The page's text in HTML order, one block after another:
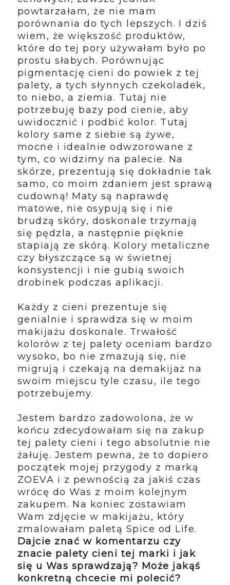
powtarzałam, że nie mam
porównania do tych lepszych. I dziś
wiem, że większość produktów,
które do tej pory używałam było po
prostu słabych. Porównując
pigmentację cieni do powiek z tej
palety, a tych słynnych czekoladek,
to niebo, a ziemia. Tutaj nie
potrzebuję bazy pod cienie, aby
uwidocznić i podbić kolor. Tutaj
kolory same z siebie są żywe,
mocne i idealnie odwzorowane z
tym, co widzimy na palecie. Na
skórze, prezentują się dokładnie tak
samo, co moim zdaniem jest sprawą
cudowną! Maty są naprawdę
matowe, nie osypują się i nie
brudzą skóry, doskonale trzymają
się pędzla, a następnie pięknie
stapiają ze skórą. Kolory metaliczne
czy błyszczące są w świetnej
konsystencji i nie gubią swoich
drobinek podczas aplikacji.
Każdy z cieni prezentuje się
genialnie i sprawdza się w moim
makijażu doskonale. Trwałość
kolorów z tej palety oceniam bardzo
wysoko, bo nie zmazują się, nie
migrują i czekają na demakijaż na
swoim miejscu tyle czasu, ile tego
potrzebujemy.
Jestem bardzo zadowolona, że w
końcu zdecydowałam się na zakup
tej palety cieni i tego absolutnie nie
żałuję. Jestem pewna, że to dopiero
początek mojej przygody z marką
ZOEVA i z pewnością za jakiś czas
wrócę do Was z moim kolejnym
zakupem. Na koniec zostawiam
Wam zdjęcie w makijażu, który
zmalowałam paletą Spice od Life.
Dajcie znać w komentarzu czy
znacie palety cieni tej marki i jak
się u Was sprawdzają? Może jakąś
konkretną chcecie mi polecić?